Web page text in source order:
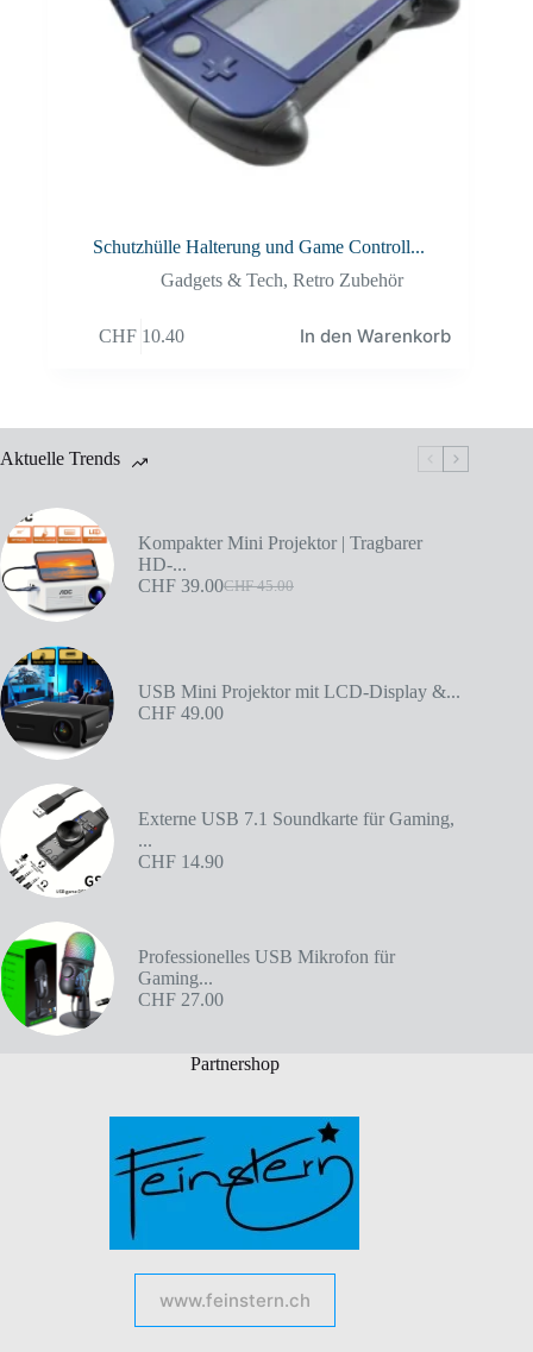
Schutzhülle Halterung und Game Controll...
Gadgets & Tech,Retro Zubehör
CHF10.40 In den Warenkorb
Aktuelle Trends
Kompakter Mini Projektor | Tragbarer
HD-...
CHF45.00
CHF 39.00
USB Mini Projektor mit LCD-Display &...
CHF 49.00
Externe USB 7.1 Soundkarte für Gaming,
...
CHF 14.90
Professionelles USB Mikrofon für
Gaming...
CHF 27.00
Partnershop
www.feinstern.ch